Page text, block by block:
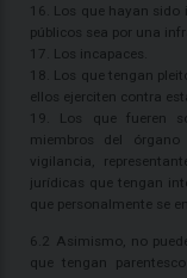
16. Los que hayan
públicos sea por una
17. Los incapaces.
18. Los que tengan
ellos ejerciten contra
19. Los que fueren
miembros del
vigilancia,
jurídicas que tengan
que personalmente se
6.2 Asimismo, no
que tengan